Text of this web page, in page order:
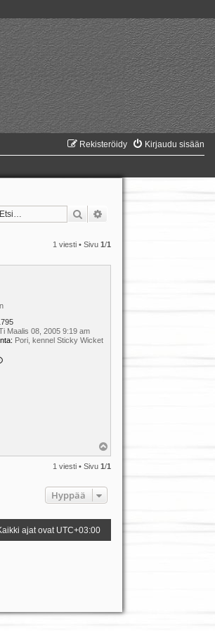
Kirjaudu sisään
Rekisteröidy
Etsi
1 viesti • Sivu1/1
Maalis 08, 2005 9:19 am
Pori, kennel Sticky Wicket
l
ö
1 viesti • Sivu1/1
Hyppää
ajat ovat UTC+03:00